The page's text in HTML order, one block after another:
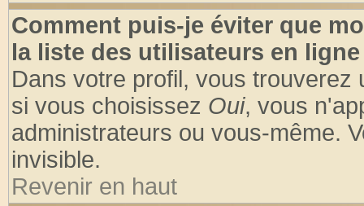
Comment puis-je éviter que
la liste des utilisateurs en
Dans votre profil, vous trouverez
si vous choisissez Oui, vous
administrateurs ou vous-même.
invisible.
Revenir en haut